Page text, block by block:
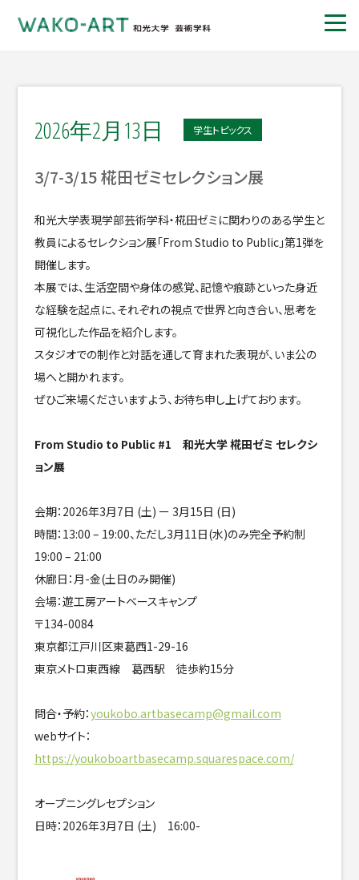
2026年2月13日 学生トピックス
3/7-3/15 椛田ゼミセレクション展
和光大学表現学部芸術学科・椛田ゼミに関わりのある学生と
教員によるセレクション展「From Studio to Public」第1弾を
開催します。
本展では、生活空間や身体の感覚、記憶や痕跡といった身近
な経験を起点に、それぞれの視点で世界と向き合い、思考を
可視化した作品を紹介します。
スタジオでの制作と対話を通して育まれた表現が、いま公の
場へと開かれます。
ぜひご来場くださいますよう、お待ち申し上げております。
From Studio to Public #1 和光大学 椛田ゼミ セレクシ
ョン展
会期：2026年3月7日 (土) ー 3月15日 (日)
時間：13:00 – 19:00、ただし3月11日(水)のみ完全予約制
19:00 – 21:00
休廊日：月-金(土日のみ開催)
会場：遊工房アートベースキャンプ
〒134-0084
東京都江戸川区東葛西1-29-16
東京メトロ東西線 葛西駅 徒歩約15分
問合・予約：youkobo.artbasecamp@gmail.com
webサイト：
https://youkoboartbasecamp.squarespace.com/
オープニングレセプション
日時：2026年3月7日 (土) 16:00-